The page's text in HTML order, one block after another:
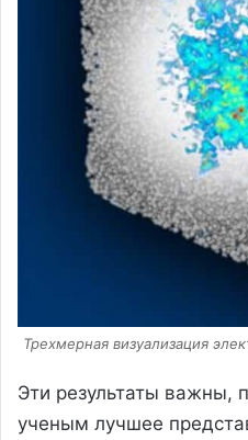
Трехмерная визуализация
Эти результаты важны,
ученым лучшее